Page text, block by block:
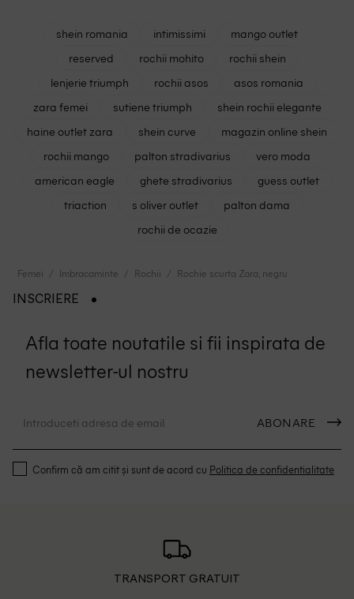
shein romania intimissimi
mango outlet
reserved
rochii mohito
rochii shein
lenjerie triumph
rochii asos
asos romania
zara femei
sutiene triumph
shein rochii elegante
haine outlet zara
shein curve
magazin online shein
rochii mango
palton stradivarius
vero moda
american eagle
ghete stradivarius
guess outlet
triaction
s oliver outlet
palton dama
rochii de ocazie
Femei Imbracaminte Rochii Rochie scurta Zara, negru
INSCRIERE
Afla toate noutatile si fii inspirata de
newsletter-ul nostru
ABONARE
Confirm că am citit și sunt de acord cu Politica de confidentialitate
TRANSPORT GRATUIT